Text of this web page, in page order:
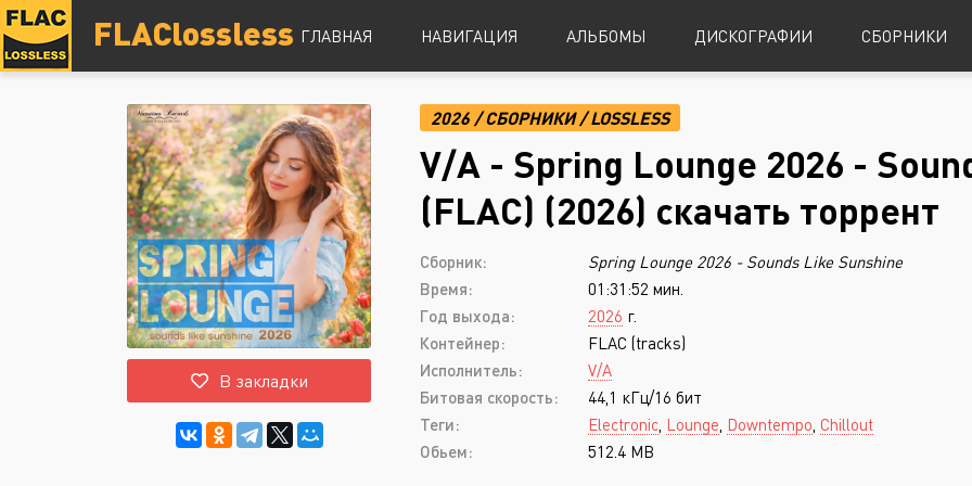
FLAClossless ГЛАВНАЯ НАВИГАЦИЯ
DSD
Hi-Res
Lossless
Vinyl
Топ 100
Alternative Rock
Indie Rock
Industrial Metal
Metalcore
Nu-Metal
Post-Hardcore
Punk Rock
Black Metal
Progressive Metal
Sludge Metal
Speed Metal
Blues
АЛЬБОМЫ ДИСКОГРАФИИ СБОРНИКИ
В закладки
2026 /СБОРНИКИ/LOSSLESS
V/A - Spring Lounge 2026 -
(FLAC) (2026) скачать торрент
Сборник:
Spring Lounge 2026 - Sounds Like Sunshine
Время:
01:31:52 мин.
Год выхода:
2026 г.
Контейнер:
FLAC (tracks)
Исполнитель:
V/A
Битовая скорость:
44,1 кГц/16 бит
Теги:
Electronic Lounge Downtempo Chillout
Обьем:
512.4 MB